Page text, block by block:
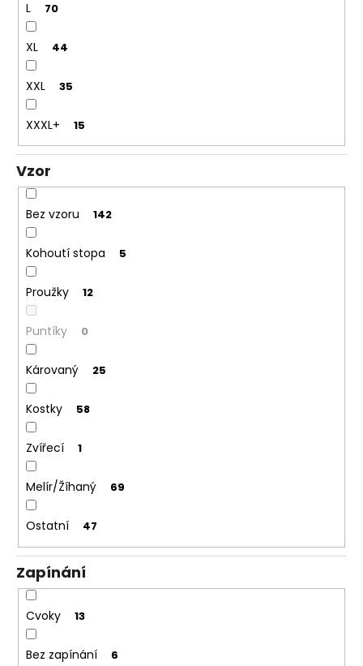
L 70
XL 44
XXL 35
XXXL+ 15
Vzor
Bez vzoru 142
Kohoutí stopa 5
Proužky 12
Puntíky 0
Károvaný 25
Kostky 58
Zvířecí 1
Melír/Žíhaný 69
Ostatní 47
Zapínání
Cvoky 13
Bez zapínání 6